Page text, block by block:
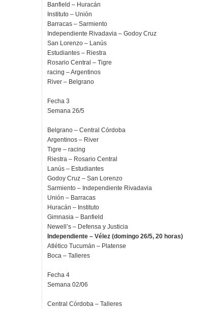
Banfield – Huracán
Instituto – Unión
Barracas – Sarmiento
Independiente Rivadavia – Godoy Cruz
San Lorenzo – Lanús
Estudiantes – Riestra
Rosario Central – Tigre
racing – Argentinos
River – Belgrano
Fecha 3
Semana 26/5
Belgrano – Central Córdoba
Argentinos – River
Tigre – racing
Riestra – Rosario Central
Lanús – Estudiantes
Godoy Cruz – San Lorenzo
Sarmiento – Independiente Rivadavia
Unión – Barracas
Huracán – Instituto
Gimnasia – Banfield
Newell’s – Defensa y Justicia
Independiente – Vélez (domingo 26/5, 20 horas)
Atlético Tucumán – Platense
Boca – Talleres
Fecha 4
Semana 02/06
Central Córdoba – Talleres